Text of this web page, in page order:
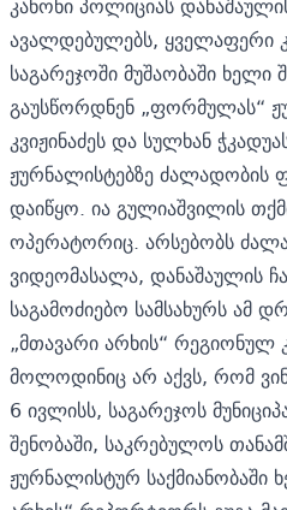
ავალდებულებს, ყველაფერი
საგარეჯოში მუშაობაში
გაუსწორდნენ „ფორმულას“
კვიჟინაძეს და სულხან
ჟურნალისტებზე ძალადობის
დაიწყო. ია გულიაშვილის
ოპერატორიც. არსებობს
ვიდეომასალა, დანაშაულის
საგამოძიებო სამსახურს ამ
„მთავარი არხის“ რეგიონულ
მოლოდინიც არ აქვს, რომ
6 ივლისს, საგარეჯოს
შენობაში, საკრებულოს
ჟურნალისტურ საქმიანობაში